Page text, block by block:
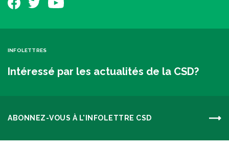
INFOLETTRES
Intéressé par les actualités de la CSD?
ABONNEZ-VOUS À L'INFOLETTRE CSD